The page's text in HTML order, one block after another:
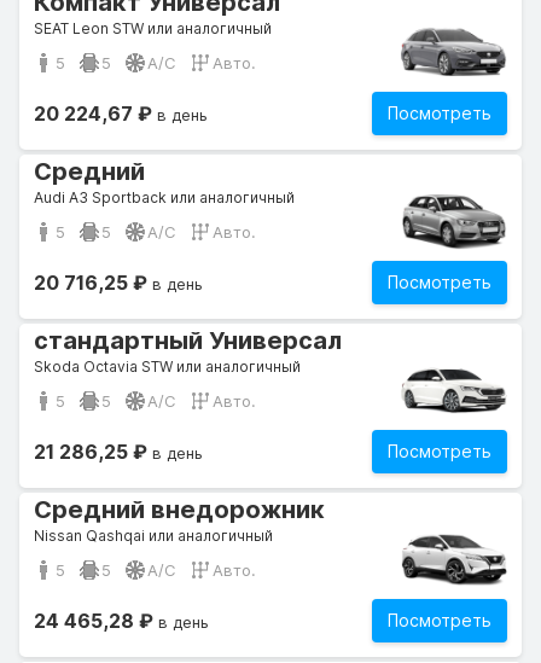
SEAT Leon STW или аналогичный
5 5 A/C Авто.
Посмотреть
20 224,67 ₽ в день
Средний
Audi A3 Sportback или аналогичный
5 5 A/C Авто.
Посмотреть
20 716,25 ₽ в день
стандартный Универсал
Skoda Octavia STW или аналогичный
5 5 A/C Авто.
Посмотреть
21 286,25 ₽ в день
Средний внедорожник
Nissan Qashqai или аналогичный
5 5 A/C Авто.
Посмотреть
24 465,28 ₽ в день